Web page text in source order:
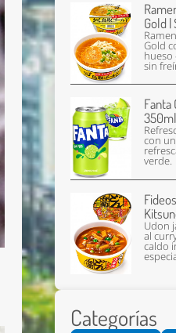
Gold |
Gold
hueso
sin
Fanta
con
verde.
Udon
al
caldo
Categorías
Enviar